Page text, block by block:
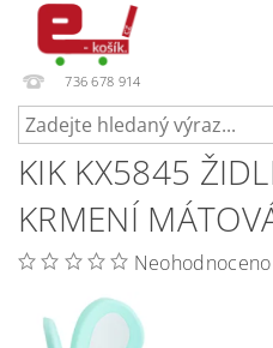
736 678 914
KIK KX5845
KRMENÍ
Neohodnoceno